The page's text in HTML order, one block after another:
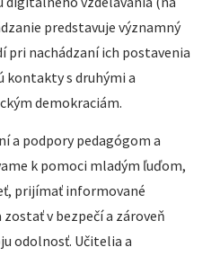
predstavuje významný
pri nachádzaní ich postavenia
kontakty s druhými a
demokraciám.
a podpory pedagógom a
k pomoci mladým ľuďom,
prijímať informované
v bezpečí a zároveň
odolnosť. Učitelia a